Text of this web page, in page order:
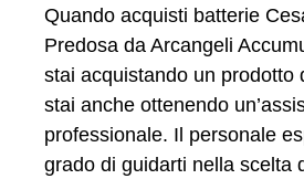
Quando acquisti batterie
Predosa da Arcangeli
stai acquistando un prodotto
stai anche ottenendo
professionale. Il personale
grado di guidarti nella scelta